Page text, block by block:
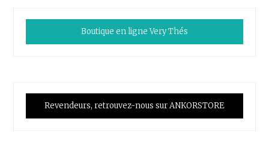
Boutique en ligne Very Thés
Revendeurs, retrouvez-nous sur ANKORSTORE